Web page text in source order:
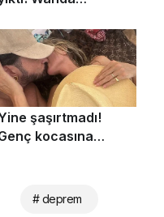
# deprem